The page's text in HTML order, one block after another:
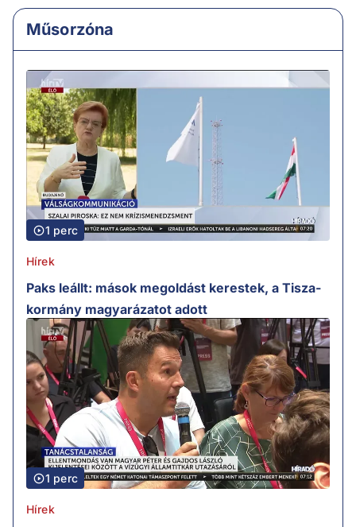
Műsorzóna
1 perc
Hírek
Paks leállt: mások megoldást kerestek, a Tisza-
kormány magyarázatot adott
1 perc
Hírek